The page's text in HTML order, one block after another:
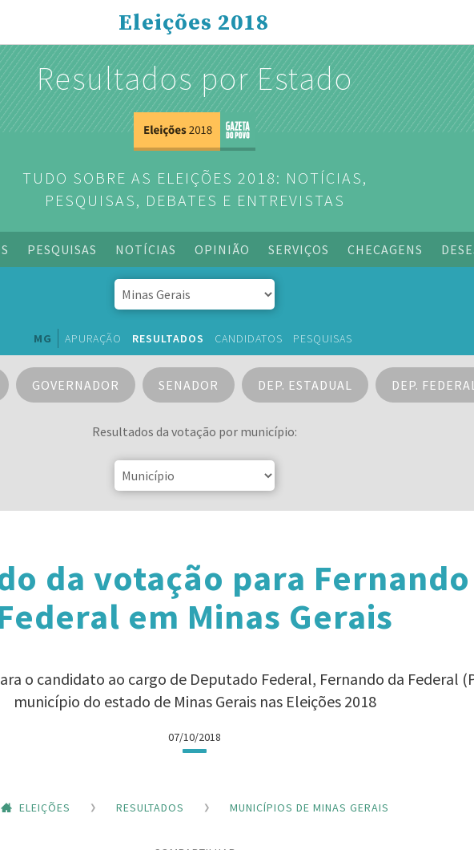
Eleições 2018
Resultados por Estado
TUDO SOBRE AS ELEIÇÕES 2018: NOTÍCIAS,
PESQUISAS, DEBATES E ENTREVISTAS
PESQUISAS NOTÍCIAS OPINIÃO SERVIÇOS CHECAGENS
MG APURAÇÃO RESULTADOS CANDIDATOS PESQUISAS
GOVERNADOR SENADOR DEP. ESTADUAL DEP.
Resultados da votação por município:
da votação para
em Minas Gerais
o candidato ao cargo de Deputado Federal, Fernando da Federal
município do estado de Minas Gerais nas Eleições 2018
07/10/2018
ELEIÇÕES RESULTADOS MUNICÍPIOS DE MINAS GERAIS